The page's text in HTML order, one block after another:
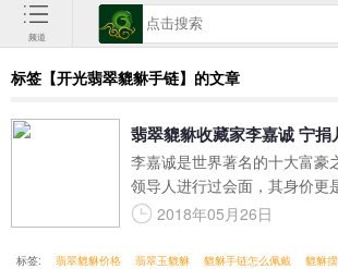
频道
标签【开光翡翠貔貅手链】的文章
翡翠貔貅收藏家李嘉诚 宁
貅
李嘉诚是世界著名的十大富豪
领导人进行过会面，其身价更
有300亿美元之多，拥有举世
2018年05月26日
标签: 翡翠貔貅价格 翡翠玉貔貅 貔貅手链怎么佩戴 貔貅